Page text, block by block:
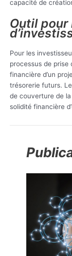
capacité de
Outil pour
Pour les
processus de prise
financière d’un
trésorerie futurs.
de couverture de
solidité financière